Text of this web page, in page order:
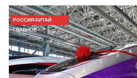
РОССИЯ-КИТАЙ:
ГЛАВНОЕ